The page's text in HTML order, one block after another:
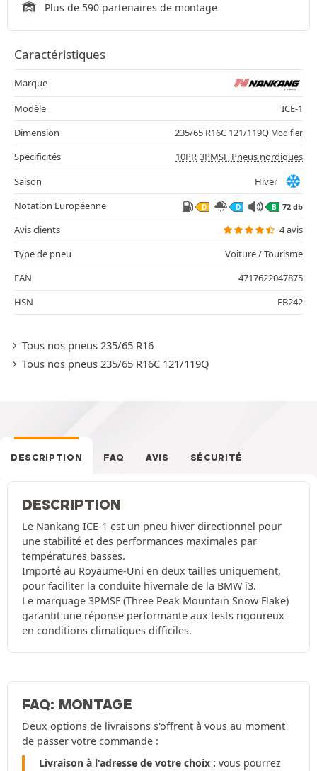
Plus de 590 partenaires de montage
Caractéristiques
Marque
Modèle
ICE-1
Dimension
235/65 R16C 121/119Q Modifier
Spécificités 10PR 3PMSF Pneus nordiques
Saison
Hiver
Notation Européenne
D D B 72 db
Avis clients
4 avis
Type de pneu
Voiture / Tourisme
EAN
4717622047875
HSN
EB242
Tous nos pneus 235/65 R16
Tous nos pneus 235/65 R16C 121/119Q
DESCRIPTION FAQ AVIS SÉCURITÉ
DESCRIPTION
Le Nankang ICE-1 est un pneu hiver directionnel pour
une stabilité et des performances maximales par
températures basses.
Importé au Royaume-Uni en deux tailles uniquement,
pour faciliter la conduite hivernale de la BMW i3.
Le marquage 3PMSF (Three Peak Mountain Snow Flake)
garantit une réponse performante aux tests rigoureux
en conditions climatiques difficiles.
FAQ: MONTAGE
Deux options de livraisons s'offrent à vous au moment
de passer votre commande :
Livraison à l'adresse de votre choix : vous pourrez